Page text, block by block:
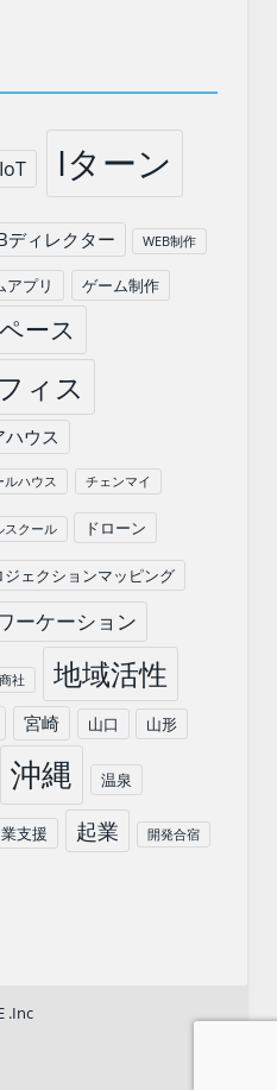
IoT Iターン
ディレクター WEB制作
アプリ ゲーム制作
ース
ィス
ハウス
ルハウス チェンマイ
スクール ドローン
ジェクションマッピング
ーケーション
社 地域活性
宮崎 山口 山形
沖縄 温泉
支援 起業 開発合宿
.Inc